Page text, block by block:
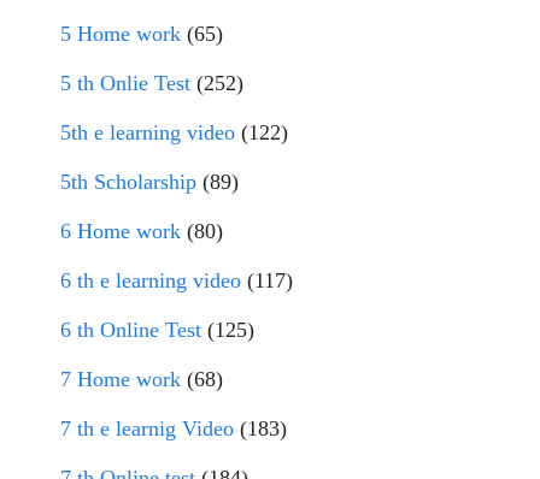
5 Home work (65)
5 th Onlie Test (252)
5th e learning video (122)
5th Scholarship (89)
6 Home work (80)
6 th e learning video (117)
6 th Online Test (125)
7 Home work (68)
7 th e learnig Video (183)